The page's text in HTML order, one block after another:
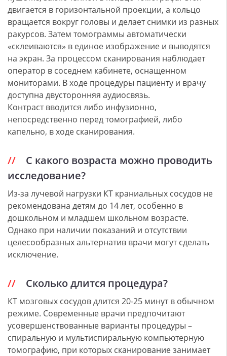
двигается в горизонтальной проекции, а кольцо
вращается вокруг головы и делает снимки из разных
ракурсов. Затем томограммы автоматически
«склеиваются» в единое изображение и выводятся
на экран. За процессом сканирования наблюдает
оператор в соседнем кабинете, оснащенном
мониторами. В ходе процедуры пациенту и врачу
доступна двусторонняя аудиосвязь.
Контраст вводится либо инфузионно,
непосредственно перед томографией, либо
капельно, в ходе сканирования.
С какого возраста можно проводить
исследование?
Из-за лучевой нагрузки КТ краниальных сосудов не
рекомендована детям до 14 лет, особенно в
дошкольном и младшем школьном возрасте.
Однако при наличии показаний и отсутствии
целесообразных альтернатив врачи могут сделать
исключение.
Сколько длится процедура?
КТ мозговых сосудов длится 20-25 минут в обычном
режиме. Современные врачи предпочитают
усовершенствованные варианты процедуры –
спиральную и мультиспиральную компьютерную
томографию, при которых сканирование занимает